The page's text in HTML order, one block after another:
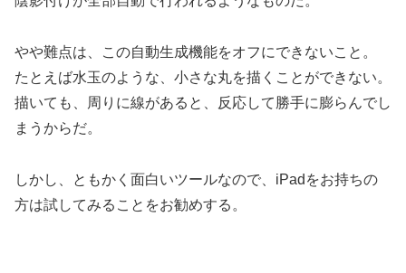
やや難点は、この自動生成機能をオフにできないこと。
たとえば水玉のような、小さな丸を描くことができない。
描いても、周りに線があると、反応して勝手に膨らんでし
まうからだ。
しかし、ともかく面白いツールなので、iPadをお持ちの
方は試してみることをお勧めする。